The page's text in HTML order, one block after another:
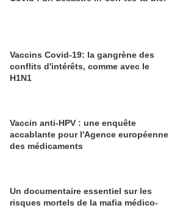
Vaccins Covid-19: la gangrène des
conflits d'intérêts, comme avec le
H1N1
Vaccin anti-HPV : une enquête
accablante pour l'Agence européenne
des médicaments
Un documentaire essentiel sur les
risques mortels de la mafia médico-